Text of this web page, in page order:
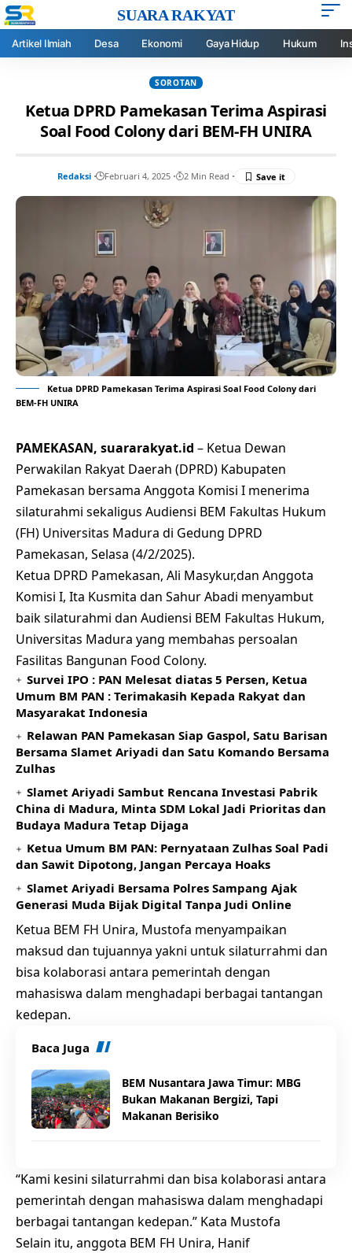
SUARA RAKYAT
Artikel Ilmiah Desa Ekonomi Gaya Hidup Hukum
SOROTAN
Ketua DPRD Pamekasan Terima Aspirasi
Soal Food Colony dari BEM-FH UNIRA
Redaksi Februari 4, 2025 2 Min Read
Ketua DPRD Pamekasan Terima Aspirasi Soal Food Colony dari
BEM-FH UNIRA
PAMEKASAN, suararakyat.id – Ketua Dewan
Perwakilan Rakyat Daerah (DPRD) Kabupaten
Pamekasan bersama Anggota Komisi I menerima
silaturahmi sekaligus Audiensi BEM Fakultas Hukum
(FH) Universitas Madura di Gedung DPRD
Pamekasan, Selasa (4/2/2025).
Ketua DPRD Pamekasan, Ali Masykur,dan Anggota
Komisi I, Ita Kusmita dan Sahur Abadi menyambut
baik silaturahmi dan Audiensi BEM Fakultas Hukum,
Universitas Madura yang membahas persoalan
Fasilitas Bangunan Food Colony.
Survei IPO : PAN Melesat diatas 5 Persen, Ketua
Umum BM PAN : Terimakasih Kepada Rakyat dan
Masyarakat Indonesia
Relawan PAN Pamekasan Siap Gaspol, Satu Barisan
Bersama Slamet Ariyadi dan Satu Komando Bersama
Zulhas
Slamet Ariyadi Sambut Rencana Investasi Pabrik
China di Madura, Minta SDM Lokal Jadi Prioritas dan
Budaya Madura Tetap Dijaga
Ketua Umum BM PAN: Pernyataan Zulhas Soal Padi
dan Sawit Dipotong, Jangan Percaya Hoaks
Slamet Ariyadi Bersama Polres Sampang Ajak
Generasi Muda Bijak Digital Tanpa Judi Online
Ketua BEM FH Unira, Mustofa menyampaikan
maksud dan tujuannya yakni untuk silaturrahmi dan
bisa kolaborasi antara pemerintah dengan
mahasiswa dalam menghadapi berbagai tantangan
kedepan.
Baca Juga
BEM Nusantara Jawa Timur: MBG
Bukan Makanan Bergizi, Tapi
Makanan Berisiko
“Kami kesini silaturrahmi dan bisa kolaborasi antara
pemerintah dengan mahasiswa dalam menghadapi
berbagai tantangan kedepan.” Kata Mustofa
Selain itu, anggota BEM FH Unira, Hanif